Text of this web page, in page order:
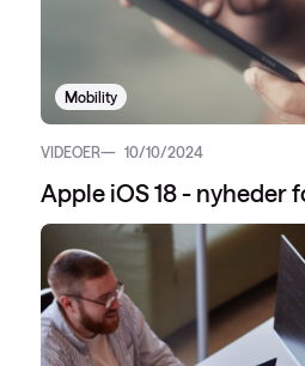
Mobility
VIDEOER 10/10/2024
Apple iOS 18 - nyheder